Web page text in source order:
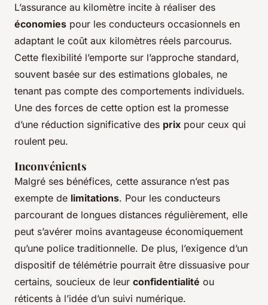
L’assurance au kilomètre incite à réaliser des
économies pour les conducteurs occasionnels en
adaptant le coût aux kilomètres réels parcourus.
Cette flexibilité l’emporte sur l’approche standard,
souvent basée sur des estimations globales, ne
tenant pas compte des comportements individuels.
Une des forces de cette option est la promesse
d’une réduction significative des prix pour ceux qui
roulent peu.
Inconvénients
Malgré ses bénéfices, cette assurance n’est pas
exempte de limitations. Pour les conducteurs
parcourant de longues distances régulièrement, elle
peut s’avérer moins avantageuse économiquement
qu’une police traditionnelle. De plus, l’exigence d’un
dispositif de télémétrie pourrait être dissuasive pour
certains, soucieux de leur confidentialité ou
réticents à l’idée d’un suivi numérique.